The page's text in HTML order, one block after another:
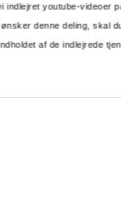
indlejret youtube-
denne deling, skal
af de indlejrede